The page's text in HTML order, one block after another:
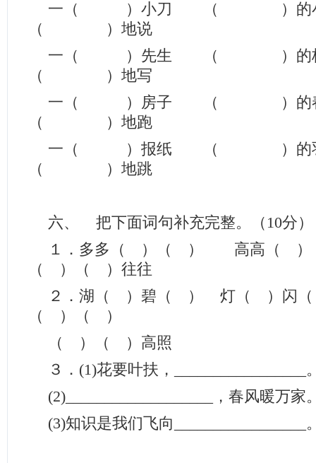
一（ ）小刀 （ ）
（ ）地说
一（ ）先生 （ ）
（ ）地写
一（ ）房子 （ ）
（ ）地跑
一（ ）报纸 （ ）
（ ）地跳
六、 把下面词句补充完整。（10分）
１．多多（ ）（ ） 高高（
（ ）（ ）往往
２．湖（ ）碧（ ） 灯（ ）
（ ）（ ）
（ ）（ ）高照
３．(1)花要叶扶，_________________
(2)___________________，春风暖万家
(3)知识是我们飞向_________________